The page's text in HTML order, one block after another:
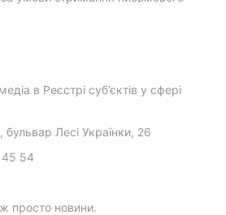
в Реєстрі суб’єктів у сфері
Лесі Українки, 26
54
просто новини.